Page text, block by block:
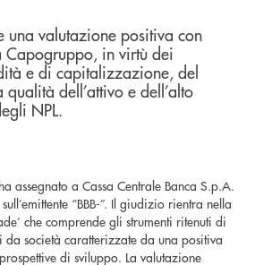
una valutazione positiva con
Capogruppo, in virtù dei
e di capitalizzazione, del
dell’attivo e dell’alto
NPL.
assegnato a Cassa Centrale Banca S.p.A.
“BBB-”. Il giudizio rientra nella
che comprende gli strumenti ritenuti di
società caratterizzate da una positiva
di sviluppo. La valutazione